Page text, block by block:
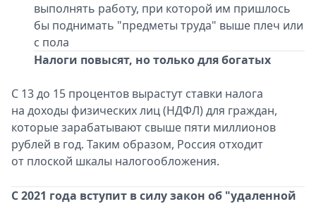
выполнять работу, при которой им пришлось
бы поднимать "предметы труда" выше плеч или
с пола
Налоги повысят, но только для богатых
С 13 до 15 процентов вырастут ставки налога
на доходы физических лиц (НДФЛ) для граждан,
которые зарабатывают свыше пяти миллионов
рублей в год. Таким образом, Россия отходит
от плоской шкалы налогообложения.
С 2021 года вступит в силу закон об "удаленной